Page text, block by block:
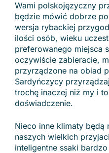
Wami polskojęzyczny
będzie mówić dobrze
wersja rybackiej
ilości osób, wieku
preferowanego miejsca
oczywiście zabieracie,
przyrządzone na obiad
Sardyńczycy
trochę inaczej niż my i
doświadczenie.
Nieco inne klimaty będą
naszych wielkich
inteligentne ssaki